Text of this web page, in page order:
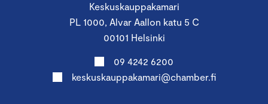
Keskuskauppakamari
PL 1000, Alvar Aallon katu 5 C
00101 Helsinki
09 4242 6200
keskuskauppakamari@chamber.fi